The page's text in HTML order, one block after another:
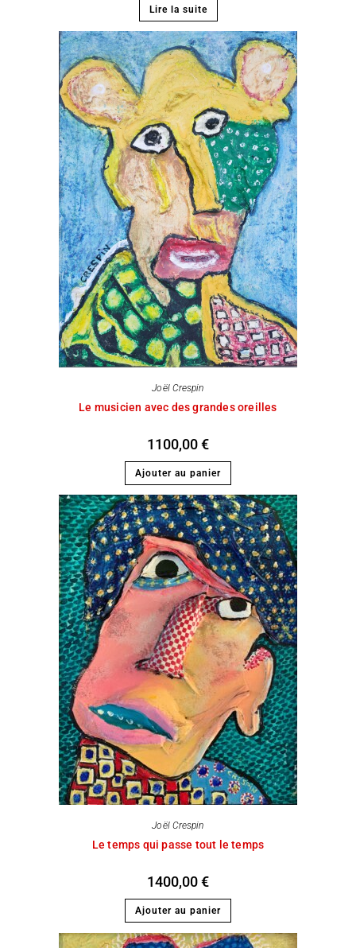
Lire la suite
Joël Crespin
Le musicien avec des grandes oreilles
1100,00€
Ajouter au panier
Joël Crespin
Le temps qui passe tout le temps
1400,00€
Ajouter au panier